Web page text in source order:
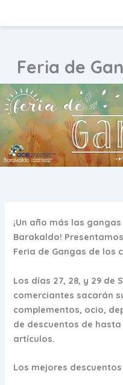
Feria de
¡Un año más las
Barakaldo!
Feria de Gangas de los
Los días 27, 28, y 29 de
comerciantes sacarán
complementos, ocio,
de descuentos de
artículos.
Los mejores